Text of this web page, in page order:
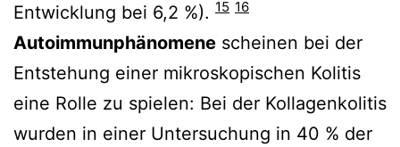
Entwicklung bei 6,2 %). 15 16
Autoimmunphänomene scheinen bei der
Entstehung einer mikroskopischen Kolitis
eine Rolle zu spielen: Bei der Kollagenkolitis
wurden in einer Untersuchung in 40 % der